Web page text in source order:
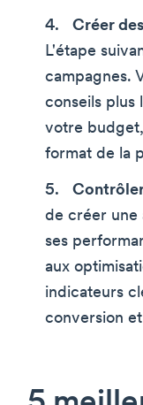
Créer
L'étape
campagnes.
conseils plus
votre
format de la
de créer une
ses
aux
indicateurs
conversion